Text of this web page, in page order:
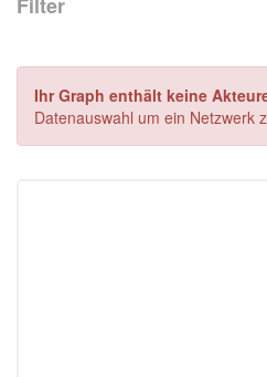
Ihr Graph enthält keine
Datenauswahl um ein Netzwerk